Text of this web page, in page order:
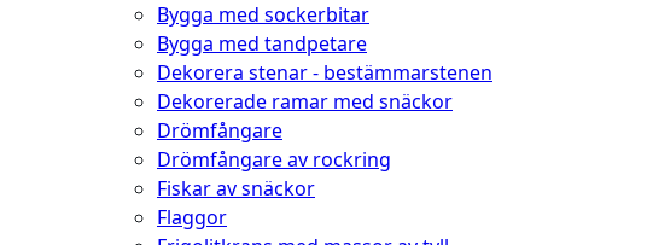
Bygga med sockerbitar
Bygga med tandpetare
Dekorera stenar - bestämmarstenen
Dekorerade ramar med snäckor
Drömfångare
Drömfångare av rockring
Fiskar av snäckor
Flaggor